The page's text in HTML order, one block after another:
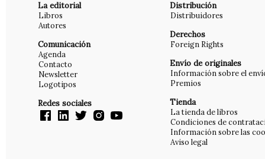
La editorial
Libros
Autores
Comunicación
Agenda
Contacto
Newsletter
Logotipos
Redes sociales
Distribución
Distribuidores
Derechos
Foreign Rights
Envío de originales
Información sobre el
Premios
Tienda
La tienda de libros
Condiciones de
Información sobre las
Aviso legal